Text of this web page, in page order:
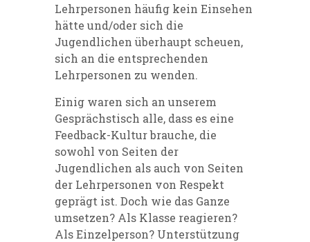
Lehrpersonen häufig kein Einsehen
hätte und/oder sich die
Jugendlichen überhaupt scheuen,
sich an die entsprechenden
Lehrpersonen zu wenden.
Einig waren sich an unserem
Gesprächstisch alle, dass es eine
Feedback-Kultur brauche, die
sowohl von Seiten der
Jugendlichen als auch von Seiten
der Lehrpersonen von Respekt
geprägt ist. Doch wie das Ganze
umsetzen? Als Klasse reagieren?
Als Einzelperson? Unterstützung